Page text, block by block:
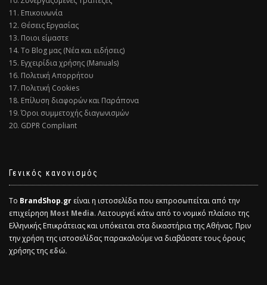
11. Επικοινωνία
12. Θέσεις Εργασίας
13. Ποιοι είμαστε
14. Το Blog μας (Νέα και ειδήσεις)
15. Εγχειρίδια χρήσης (Manuals)
16. Πολιτική Απορρήτου
17. Πολιτική Cookies
18. Επίλυση διαφορών και Παράπονα
19. Όροι συμμετοχής διαγωνισμών
20. GDPR Compliant
Γενικός κανονισμός
Το BrandShop.gr είναι η ιστοσελίδα που εκπροσωπείται από την
επιχείρηση Most Media. Λειτουργεί κάτω από το νομικό πλαίσιο της
Ελληνικής Επικράτειας και υπόκειται στα δικαστήρια της Αθήνας. Πριν
την χρήση της ιστοσελίδας παρακαλούμε να διαβάσατε τους όρους
χρήσης τηςεδώ.